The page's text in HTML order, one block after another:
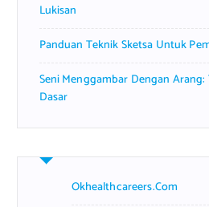
Lukisan
Panduan Teknik Sketsa Untuk
Seni Menggambar Dengan
Dasar
Okhealthcareers.com